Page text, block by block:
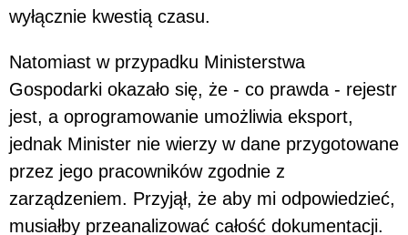
wyłącznie kwestią czasu.
Natomiast w przypadku Ministerstwa
Gospodarki okazało się, że - co prawda - rejestr
jest, a oprogramowanie umożliwia eksport,
jednak Minister nie wierzy w dane przygotowane
przez jego pracowników zgodnie z
zarządzeniem. Przyjął, że aby mi odpowiedzieć,
musiałby przeanalizować całość dokumentacji.